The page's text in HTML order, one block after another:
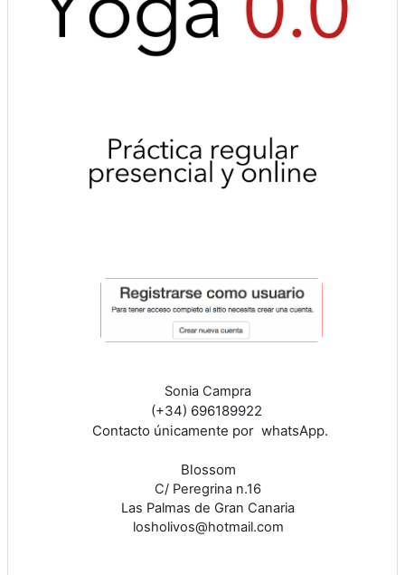
Sonia Campra
(+34) 696189922
Contacto únicamente por whatsApp.
Blossom
C/ Peregrina n.16
Las Palmas de Gran Canaria
losholivos@hotmail.com